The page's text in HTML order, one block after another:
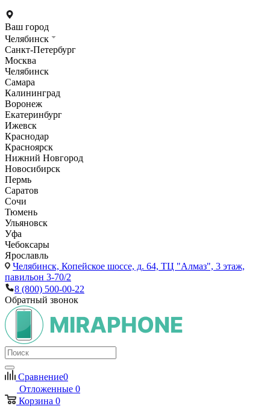
Ваш город
Челябинск
Санкт-Петербург
Москва
Челябинск
Самара
Калининград
Воронеж
Екатеринбург
Ижевск
Краснодар
Красноярск
Нижний Новгород
Новосибирск
Пермь
Саратов
Сочи
Тюмень
Ульяновск
Уфа
Чебоксары
Ярославль
Челябинск, Копейское шоссе, д. 64, ТЦ "Алмаз", 3 этаж,
павильон 3-70/2
8 (800) 500-00-22
Обратный звонок
Сравнение0
Отложенные 0
Корзина 0